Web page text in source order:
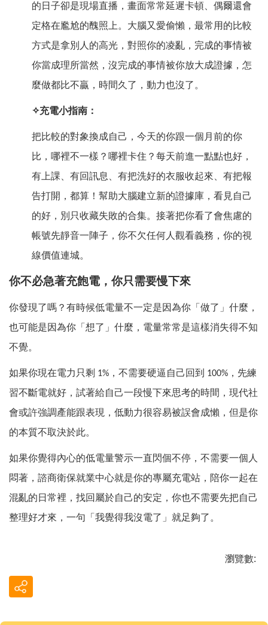
的日子卻是現場直播，畫面常常延遲卡頓、偶爾還會
定格在尷尬的醜照上。大腦又愛偷懶，最常用的比較
方式是拿別人的高光，對照你的凌亂，完成的事情被
你當成理所當然，沒完成的事情被你放大成證據，怎
麼做都比不贏，時間久了，動力也沒了。
✧充電小指南：
把比較的對象換成自己，今天的你跟一個月前的你
比，哪裡不一樣？哪裡卡住？每天前進一點點也好，
有上課、有回訊息、有把洗好的衣服收起來、有把報
告打開，都算！幫助大腦建立新的證據庫，看見自己
的好，別只收藏失敗的合集。接著把你看了會焦慮的
帳號先靜音一陣子，你不欠任何人觀看義務，你的視
線價值連城。
你不必急著充飽電，你只需要慢下來
你發現了嗎？有時候低電量不一定是因為你「做了」什麼，
也可能是因為你「想了」什麼，電量常常是這樣消失得不知
不覺。
如果你現在電力只剩 1% ，不需要硬逼自己回到 100% ，先練
習不斷電就好，試著給自己一段慢下來思考的時間，現代社
會或許強調產能跟表現，低動力很容易被誤會成懶，但是你
的本質不取決於此。
如果你覺得內心的低電量警示一直閃個不停，不需要一個人
悶著，諮商衛保就業中心就是你的專屬充電站，陪你一起在
混亂的日常裡，找回屬於自己的安定，你也不需要先把自己
整理好才來，一句「我覺得我沒電了」就足夠了。
瀏覽數: